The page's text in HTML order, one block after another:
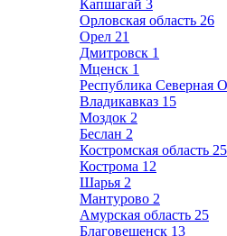
Капшагай 3
Орловская область 26
Орел 21
Дмитровск 1
Мценск 1
Республика Северная
Владикавказ 15
Моздок 2
Беслан 2
Костромская область 25
Кострома 12
Шарья 2
Мантурово 2
Амурская область 25
Благовещенск 13